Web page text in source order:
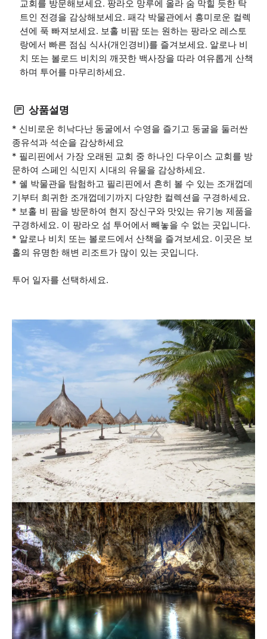
교회를 방문해보세요. 팡라오 망루에 올라 숨 막힐 듯한 탁
트인 전경을 감상해보세요. 패각 박물관에서 흥미로운 컬렉
션에 푹 빠져보세요. 보홀 비팜 또는 원하는 팡라오 레스토
랑에서 빠른 점심 식사(개인경비)를 즐겨보세요. 알로나 비
치 또는 볼로드 비치의 깨끗한 백사장을 따라 여유롭게 산책
하며 투어를 마무리하세요.
상품설명
* 신비로운 히낙다난 동굴에서 수영을 즐기고 동굴을 둘러싼
종유석과 석순을 감상하세요
* 필리핀에서 가장 오래된 교회 중 하나인 다우이스 교회를 방
문하여 스페인 식민지 시대의 유물을 감상하세요.
* 쉘 박물관을 탐험하고 필리핀에서 흔히 볼 수 있는 조개껍데
기부터 희귀한 조개껍데기까지 다양한 컬렉션을 구경하세요.
* 보홀 비 팜을 방문하여 현지 장신구와 맛있는 유기농 제품을
구경하세요. 이 팡라오 섬 투어에서 빼놓을 수 없는 곳입니다.
* 알로나 비치 또는 볼로드에서 산책을 즐겨보세요. 이곳은 보
홀의 유명한 해변 리조트가 많이 있는 곳입니다.
투어 일자를 선택하세요.